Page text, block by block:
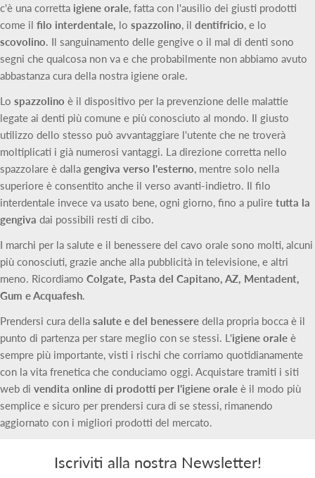
c'è una corretta igiene orale, fatta con l'ausilio dei giusti prodotti
come il filo interdentale, lo spazzolino, il dentifricio, e lo
scovolino. Il sanguinamento delle gengive o il mal di denti sono
segni che qualcosa non va e che probabilmente non abbiamo avuto
abbastanza cura della nostra igiene orale.
Lo spazzolino è il dispositivo per la prevenzione delle malattie
legate ai denti più comune e più conosciuto al mondo. Il giusto
utilizzo dello stesso può avvantaggiare l'utente che ne troverà
moltiplicati i già numerosi vantaggi. La direzione corretta nello
spazzolare è dalla gengiva verso l'esterno, mentre solo nella
superiore è consentito anche il verso avanti-indietro. Il filo
interdentale invece va usato bene, ogni giorno, fino a pulire tutta la
gengiva dai possibili resti di cibo.
I marchi per la salute e il benessere del cavo orale sono molti, alcuni
più conosciuti, grazie anche alla pubblicità in televisione, e altri
meno. Ricordiamo Colgate, Pasta del Capitano, AZ, Mentadent,
Gum e Acquafesh.
Prendersi cura della salute e del benessere della propria bocca è il
punto di partenza per stare meglio con se stessi. L'igiene orale è
sempre più importante, visti i rischi che corriamo quotidianamente
con la vita frenetica che conduciamo oggi. Acquistare tramiti i siti
web di vendita online di prodotti per l'igiene orale è il modo più
semplice e sicuro per prendersi cura di se stessi, rimanendo
aggiornato con i migliori prodotti del mercato.
Iscriviti alla nostra Newsletter!